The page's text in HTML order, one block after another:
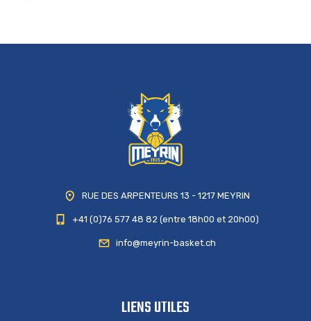
RUE DES ARPENTEURS 13 - 1217 MEYRIN
+41 (0)76 577 48 82 (entre 18h00 et 20h00)
info@meyrin-basket.ch
LIENS UTILES